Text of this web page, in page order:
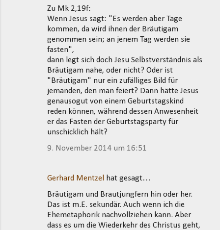
Zu Mk 2,19f:
Wenn Jesus sagt: "Es werden aber Tage
kommen, da wird ihnen der Bräutigam
genommen sein; an jenem Tag werden sie
fasten",
dann legt sich doch Jesu Selbstverständnis als
Bräutigam nahe, oder nicht? Oder ist
"Bräutigam" nur ein zufälliges Bild für
jemanden, den man feiert? Dann hätte Jesus
genausogut von einem Geburtstagskind
reden können, während dessen Anwesenheit
er das Fasten der Geburtstagsparty für
unschicklich hält?
9. November 2014 um 16:51
Gerhard Mentzel
hat gesagt…
Bräutigam und Brautjungfern hin oder her.
Das ist m.E. sekundär. Auch wenn ich die
Ehemetaphorik nachvollziehen kann. Aber
dass es um die Wiederkehr des Christus geht,